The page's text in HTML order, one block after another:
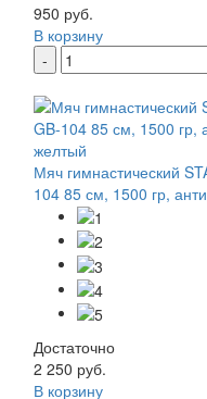
950 руб.
В корзину
-
Мяч гимнастический
104 85 см, 1500 гр,
Достаточно
2 250 руб.
В корзину